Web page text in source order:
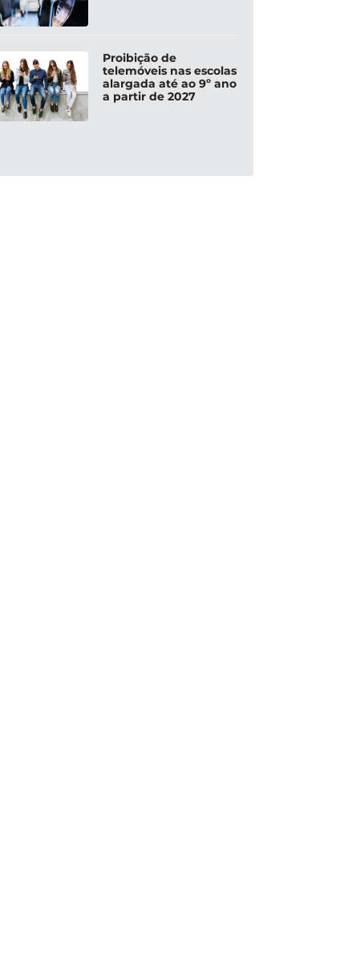
Proibição de
telemóveis nas escolas
alargada até ao 9º ano
a partir de 2027